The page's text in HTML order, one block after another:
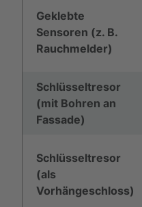
Geklebte
Sensoren (z. B.
Rauchmelder)
Schlüsseltresor
(mit Bohren an
Fassade)
Schlüsseltresor
(als
Vorhängeschloss)